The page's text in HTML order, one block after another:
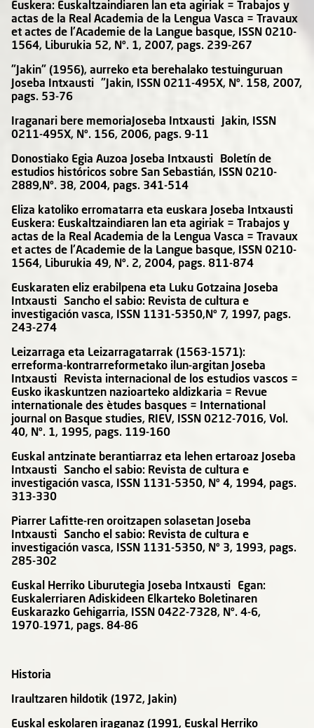
Euskera: Euskaltzaindiaren lan eta agiriak = Trabajos y
actas de la Real Academia de la Lengua Vasca = Travaux
et actes de l'Academie de la Langue basque, ISSN 0210-
1564, Liburukia 52, Nº. 1, 2007, pags. 239-267
"Jakin" (1956), aurreko eta berehalako testuinguruan
Joseba Intxausti "Jakin, ISSN 0211-495X, Nº. 158, 2007,
pags. 53-76
Iraganari bere memoriaJoseba Intxausti Jakin, ISSN
0211-495X, Nº. 156, 2006, pags. 9-11
Donostiako Egia Auzoa Joseba Intxausti Boletín de
estudios históricos sobre San Sebastián, ISSN 0210-
2889,Nº. 38, 2004, pags. 341-514
Eliza katoliko erromatarra eta euskara Joseba Intxausti
Euskera: Euskaltzaindiaren lan eta agiriak = Trabajos y
actas de la Real Academia de la Lengua Vasca = Travaux
et actes de l'Academie de la Langue basque, ISSN 0210-
1564, Liburukia 49, Nº. 2, 2004, pags. 811-874
Euskaraten eliz erabilpena eta Luku Gotzaina Joseba
Intxausti Sancho el sabio: Revista de cultura e
investigación vasca, ISSN 1131-5350,Nº 7, 1997, pags.
243-274
Leizarraga eta Leizarragatarrak (1563-1571):
erreforma-kontrarreformetako ilun-argitan Joseba
Intxausti Revista internacional de los estudios vascos =
Eusko ikaskuntzen nazioarteko aldizkaria = Revue
internationale des ètudes basques = International
journal on Basque studies, RIEV, ISSN 0212-7016, Vol.
40, Nº. 1, 1995, pags. 119-160
Euskal antzinate berantiarraz eta lehen ertaroaz Joseba
Intxausti Sancho el sabio: Revista de cultura e
investigación vasca, ISSN 1131-5350, Nº 4, 1994, pags.
313-330
Piarrer Lafitte-ren oroitzapen solasetan Joseba
Intxausti Sancho el sabio: Revista de cultura e
investigación vasca, ISSN 1131-5350, Nº 3, 1993, pags.
285-302
Euskal Herriko Liburutegia Joseba Intxausti Egan:
Euskalerriaren Adiskideen Elkarteko Boletinaren
Euskarazko Gehigarria, ISSN 0422-7328, Nº. 4-6,
1970‑1971, pags. 84-86
Historia
Iraultzaren hildotik (1972, Jakin)
Euskal eskolaren iraganaz (1991, Euskal Herriko